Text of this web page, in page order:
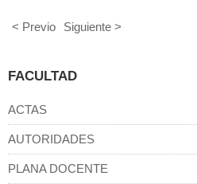
< Previo Siguiente >
FACULTAD
ACTAS
AUTORIDADES
PLANA DOCENTE